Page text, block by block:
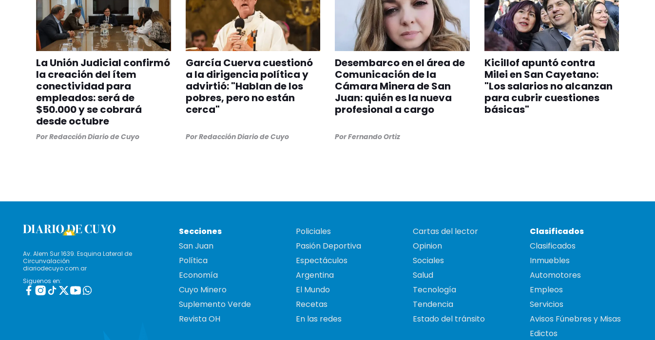
La Unión Judicial confirmó
la creación del ítem
conectividad para
empleados: será de
$50.000 y se cobrará
desde octubre
PorRedacción Diario de Cuyo
García Cuerva cuestionó
a la dirigencia política y
advirtió: "Hablan de los
pobres, pero no están
cerca"
PorRedacción Diario de Cuyo
Desembarco en el área de
Comunicación de la
Cámara Minera de San
Juan: quién es la nueva
profesional a cargo
PorFernando Ortiz
Kicillof apuntó contra
Milei en San Cayetano:
"Los salarios no alcanzan
para cubrir cuestiones
básicas"
Av. Alem Sur 1639. Esquina Lateral de
Circunvalación
diariodecuyo.com.ar
Siguenos en:
Secciones
San Juan
Política
Economía
Cuyo Minero
Suplemento Verde
Revista OH
Policiales
Pasión Deportiva
Espectáculos
Argentina
El Mundo
Recetas
En las redes
Cartas del lector
Opinion
Sociales
Salud
Tecnología
Tendencia
Estado del tránsito
Clasificados
Clasificados
Inmuebles
Automotores
Empleos
Servicios
Avisos Fúnebres y Misas
Edictos